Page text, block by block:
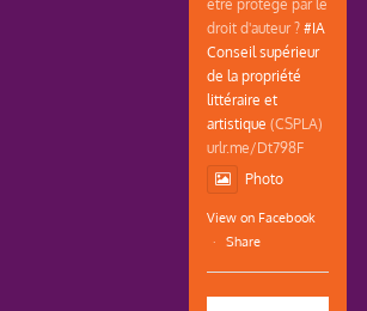
droit d'auteur ?#IA
Conseil supérieur
de la propriété
littéraire et
artistique (CSPLA)
urlr.me/Dt798F
Photo
View on Facebook
·
Share